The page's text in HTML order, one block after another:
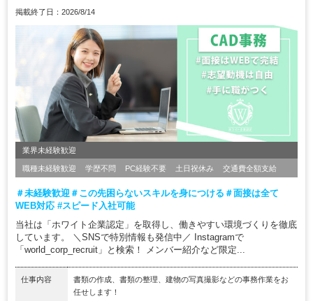
掲載終了日：2026/8/14
業界未経験歓迎
職種未経験歓迎 学歴不問 PC経験不要 土日祝休み 交通費全額支給
＃未経験歓迎＃この先困らないスキルを身につける＃面接は全て
WEB対応 #スピード入社可能
当社は「ホワイト企業認定」を取得し、働きやすい環境づくりを徹底
しています。 ＼SNSで特別情報も発信中／ Instagramで
「world_corp_recruit」と検索！ メンバー紹介など限定...
仕事内容
書類の作成、書類の整理、建物の写真撮影などの事務作業をお
任せします！